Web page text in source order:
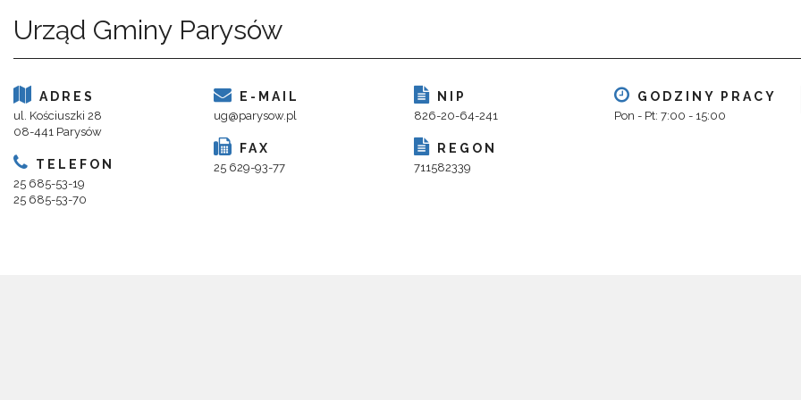
Urząd Gminy Parysów
ADRES
ul. Kościuszki 28
08-441 Parysów
TELEFON
25 685-53-19
25 685-53-70
E-MAIL
ug@parysow.pl
FAX
25 629-93-77
NIP
826-20-64-241
REGON
711582339
GODZINY PRACY
Pon - Pt: 7:00 - 15:00